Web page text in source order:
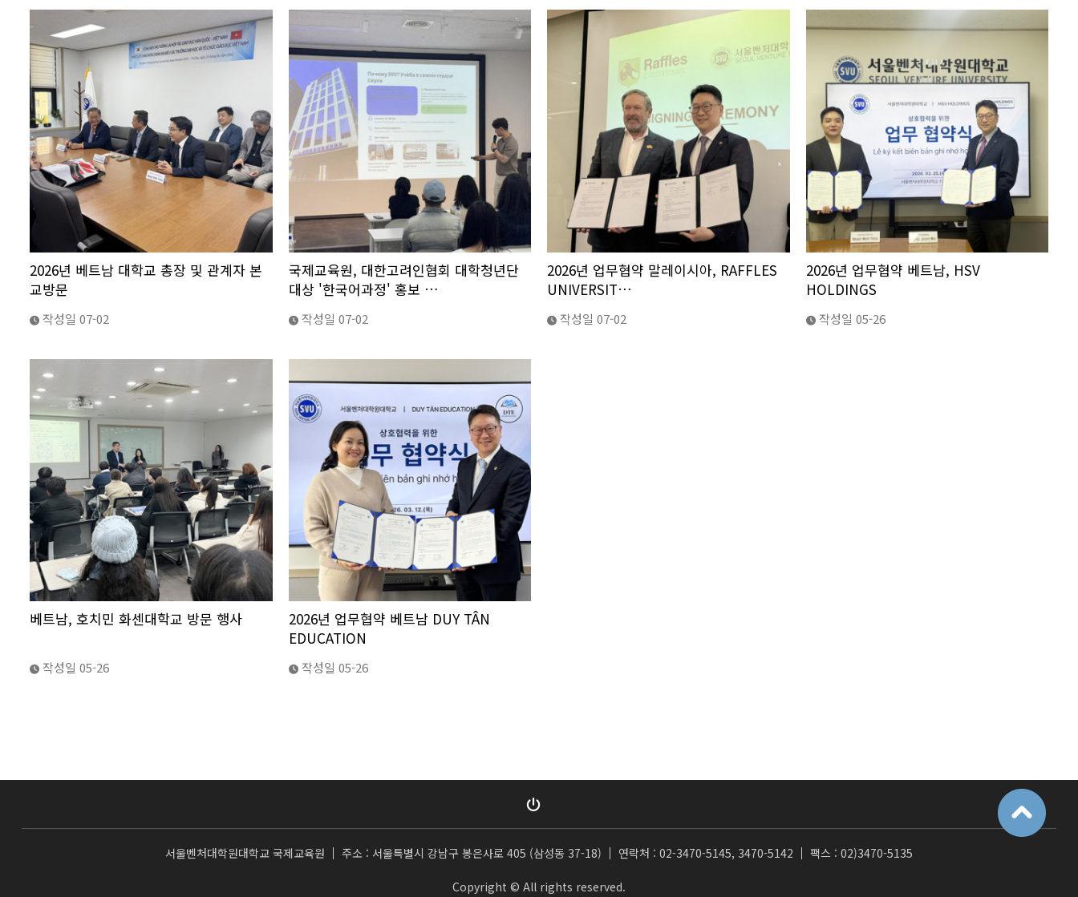
2026년 베트남 대학교 총장 및 관계자 본
교방문
작성일 07-02
국제교육원, 대한고려인협회 대학청년단
대상 '한국어과정' 홍보 …
작성일 07-02
2026년 업무협약 말레이시아, RAFFLES
UNIVERSIT…
작성일 07-02
2026년 업무협약 베트남, HSV
HOLDINGS
작성일 05-26
베트남, 호치민 화센대학교 방문 행사
작성일 05-26
2026년 업무협약 베트남 DUY TÂN
EDUCATION
작성일 05-26
서울벤처대학원대학교 국제교육원 주소 : 서울특별시 강남구 봉은사로 405 (삼성동 37-18) 연락처 : 02-3470-5145, 3470-5142 팩스 : 02)3470-5135
Copyright © All rights reserved.